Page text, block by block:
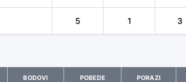
5 1 3
BODOVI POBEDE PORAZI